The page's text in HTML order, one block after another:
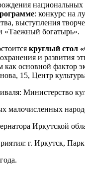
национальных
: конкурс на
выступления
«Таежный богатырь».
круглый стол
и развития
как основной
15, Центр
Министерство
Иркутской
г. Иркутск,